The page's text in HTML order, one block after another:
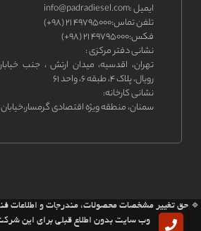
ایمیل :info@padradiesel.com
تلفن تماس:۴۹۷۹۵۰۰۰ ۲۱ (۹۸+)
فکس:۴۹۷۹۵۰۰۰ ۲۱ (۹۸+)
نشانی دفتر مرکزی :
تهران، اقدسیه، میدان ارتش ، جنب
رویال، پلاک ۴، طبقه ۶، واحد ۶۱
نشانی کارخانه:
سمنان، منطقه ویژه اقتصادی
🔹 حق تغییر مشخصات محصولات، مندرجات و اطلاعات
وب سایت بدون اطلاع قبلی برای این